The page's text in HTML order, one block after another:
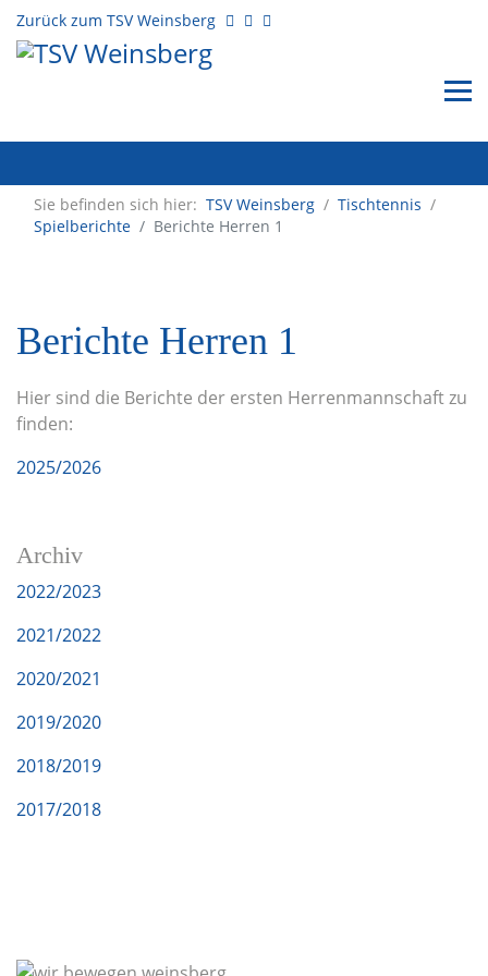
Zurück zum TSV Weinsberg
Sie befinden sich hier: TSV Weinsberg / Tischtennis /
Spielberichte
Berichte Herren 1
Berichte Herren 1
Hier sind die Berichte der ersten Herrenmannschaft zu
finden:
2025/2026
Archiv
2022/2023
2021/2022
2020/2021
2019/2020
2018/2019
2017/2018